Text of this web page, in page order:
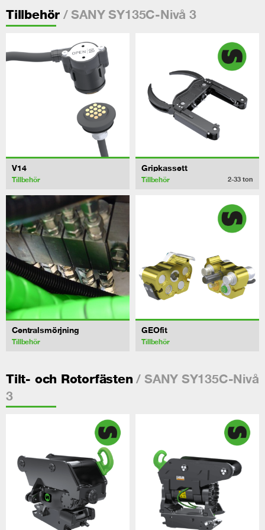
Tillbehör / SANY SY135C-Nivå 3
V14
Tillbehör
Gripkassett
Tillbehör 2-33 ton
Centralsmörjning
Tillbehör
GEOfit
Tillbehör
Tilt- och Rotorfästen / SANY SY135C-Nivå
3